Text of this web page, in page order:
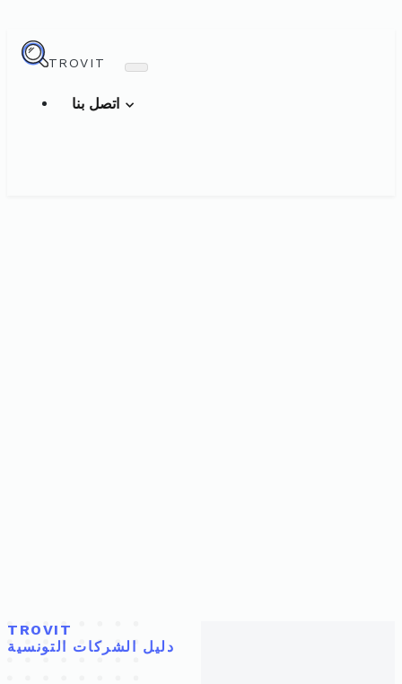
TROVIT
TROVIT
دليل الشركات التونسية